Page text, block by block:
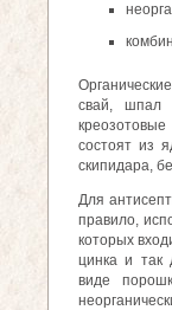
свай, шпал
состоят из
скипидара,
Для
правило,
которых
цинка и так
виде